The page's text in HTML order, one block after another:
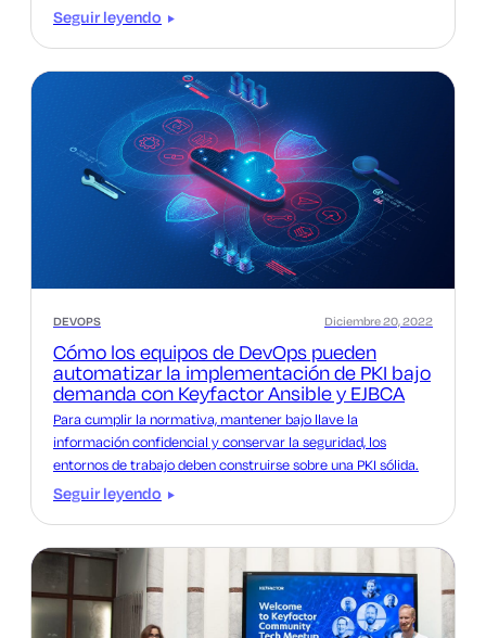
Seguir leyendo
DEVOPS
Cómo los equipos de DevOps pueden
automatizar la implementación de PKI bajo
demanda con Keyfactor Ansible y EJBCA
Diciembre 20, 2022
Para cumplir la normativa, mantener bajo llave la
información confidencial y conservar la seguridad, los
entornos de trabajo deben construirse sobre una PKI sólida.
Seguir leyendo